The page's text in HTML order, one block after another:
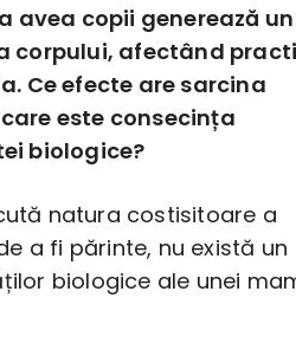
avea copii generează un
corpului, afectând
Ce efecte are sarcina
este consecința
biologice?
natura costisitoare a
a fi părinte, nu există un
biologice ale unei